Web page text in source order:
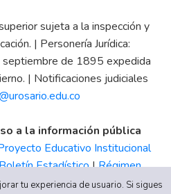
sujeta a la inspección y
| Personería Jurídica:
de 1895 expedida
| Notificaciones judiciales
a la información pública
Educativo Institucional
Estadístico|Régimen
|Código de Ética| Canal
tu experiencia de usuario. Si sigues